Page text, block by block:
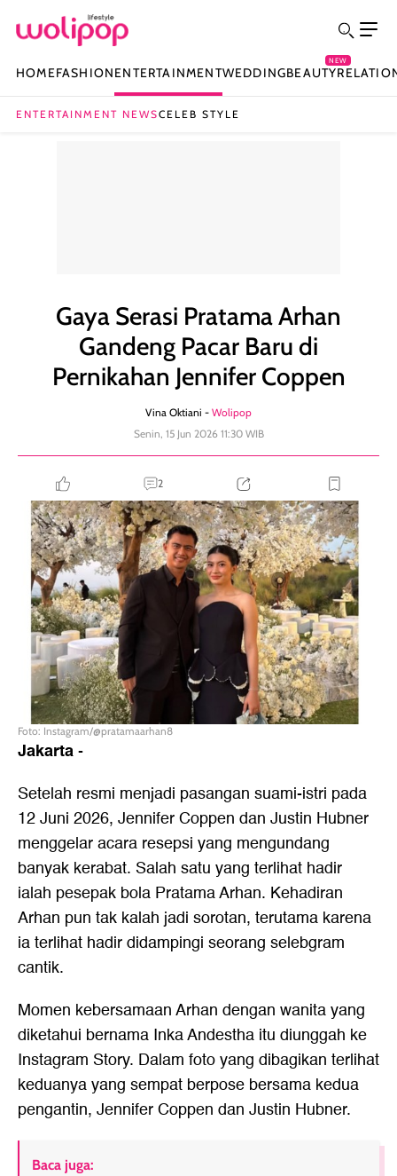
HOMEFASHIONENTERTAINMENTWEDDINGBEAUTY
NEW
ENTERTAINMENT NEWSCELEB STYLE
Gaya Serasi Pratama Arhan
Gandeng Pacar Baru di
Pernikahan Jennifer Coppen
Vina Oktiani - Wolipop
Senin, 15 Jun 2026 11:30 WIB
2
Foto: Instagram/@pratamaarhan8
Jakarta-
Setelah resmi menjadi pasangan suami-istri pada
12 Juni 2026, Jennifer Coppen dan Justin Hubner
menggelar acara resepsi yang mengundang
banyak kerabat. Salah satu yang terlihat hadir
ialah pesepak bola Pratama Arhan. Kehadiran
Arhan pun tak kalah jadi sorotan, terutama karena
ia terlihat hadir didampingi seorang selebgram
cantik.
Momen kebersamaan Arhan dengan wanita yang
diketahui bernama Inka Andestha itu diunggah ke
Instagram Story. Dalam foto yang dibagikan terlihat
keduanya yang sempat berpose bersama kedua
pengantin, Jennifer Coppen dan Justin Hubner.
Baca juga: